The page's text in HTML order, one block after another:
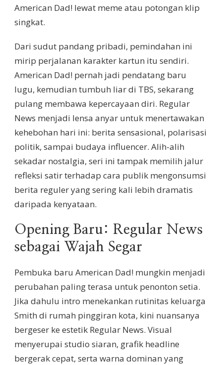
American Dad! lewat meme atau potongan klip
singkat.
Dari sudut pandang pribadi, pemindahan ini
mirip perjalanan karakter kartun itu sendiri.
American Dad! pernah jadi pendatang baru
lugu, kemudian tumbuh liar di TBS, sekarang
pulang membawa kepercayaan diri. Regular
News menjadi lensa anyar untuk menertawakan
kehebohan hari ini: berita sensasional, polarisasi
politik, sampai budaya influencer. Alih-alih
sekadar nostalgia, seri ini tampak memilih jalur
refleksi satir terhadap cara publik mengonsumsi
berita reguler yang sering kali lebih dramatis
daripada kenyataan.
Opening Baru: Regular News
sebagai Wajah Segar
Pembuka baru American Dad! mungkin menjadi
perubahan paling terasa untuk penonton setia.
Jika dahulu intro menekankan rutinitas keluarga
Smith di rumah pinggiran kota, kini nuansanya
bergeser ke estetik Regular News. Visual
menyerupai studio siaran, grafik headline
bergerak cepat, serta warna dominan yang